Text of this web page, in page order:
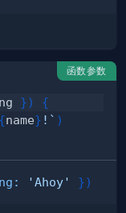
函数参数
})
{
name} ! ` )
: 'Ahoy' })